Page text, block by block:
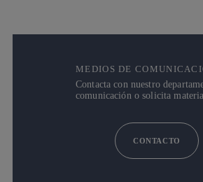
MEDIOS DE
Contacta con nuestro
comunicación o solicita
CONTACTO